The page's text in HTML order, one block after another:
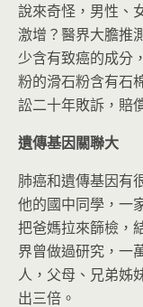
說來奇怪，男性、
激增？醫界大膽推
少含有致癌的成分
粉的滑石粉含有石
訟二十年敗訴，賠
遺傳基因關聯大
肺癌和遺傳基因有
他的國中同學，一
把爸媽拉來篩檢，
界曾做過研究，一
人，父母、兄弟姊
出三倍。